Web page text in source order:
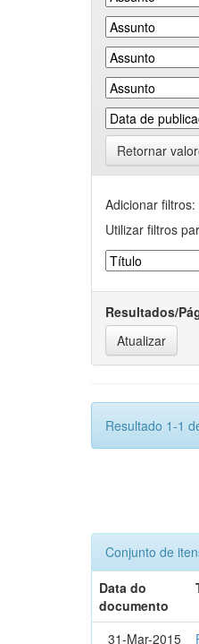
Retornar
Adicionar filtros:
Utilizar filtros
Resultados/
Resultado 1-1
Conjunto de
Data do
documento
31-Mar-2015